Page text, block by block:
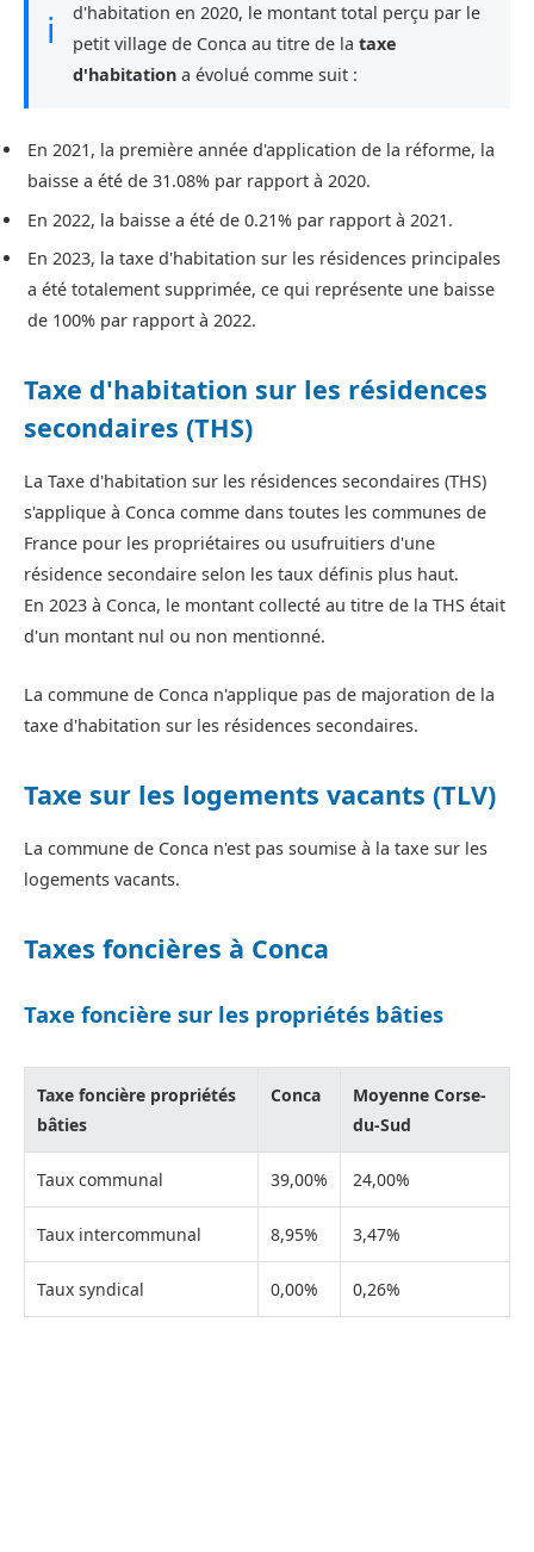
ℹ
d'habitation en 2020, le montant total perçu par le
petit village de Conca au titre de la taxe
d'habitation a évolué comme suit :
En 2021, la première année d'application de la réforme, la
baisse a été de 31.08% par rapport à 2020.
En 2022, la baisse a été de 0.21% par rapport à 2021.
En 2023, la taxe d'habitation sur les résidences principales
a été totalement supprimée, ce qui représente une baisse
de 100% par rapport à 2022.
Taxe d'habitation sur les résidences
secondaires (THS)
La Taxe d'habitation sur les résidences secondaires (THS)
s'applique à Conca comme dans toutes les communes de
France pour les propriétaires ou usufruitiers d'une
résidence secondaire selon les taux définis plus haut.
En 2023 à Conca, le montant collecté au titre de la THS était
d'un montant nul ou non mentionné.
La commune de Conca n'applique pas de majoration de la
taxe d'habitation sur les résidences secondaires.
Taxe sur les logements vacants (TLV)
La commune de Conca n'est pas soumise à la taxe sur les
logements vacants.
Taxes foncières à Conca
Taxe foncière sur les propriétés bâties
Taxe foncière propriétés
bâties
Conca
Moyenne Corse-
du-Sud
Taux communal 39,00% 24,00%
Taux intercommunal 8,95% 3,47%
Taux syndical 0,00% 0,26%